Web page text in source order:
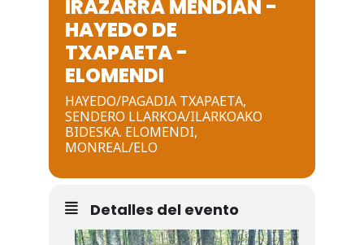
Noticias
Galería
Contacto
IRAZARRA MENDIAN -
HAYEDO DE
TXAPAETA -
ELOMENDI
HAYEDO/PAGADIA TXAPAETA,
SENDERO LLARKOA/ILARKOAKO
BIDESKA. ELOMENDI,
MONREAL/ELO
Detalles del evento